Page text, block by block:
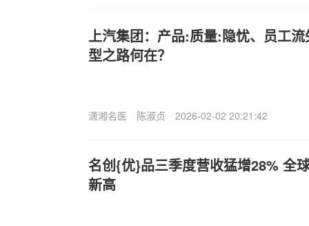
上汽集团：产品:质量:隐忧、员工
型之路何在？
潇湘名医 陈淑贞 2026-02-02 20:21:42
名创{优}品三季度营收猛增28% 全
新高